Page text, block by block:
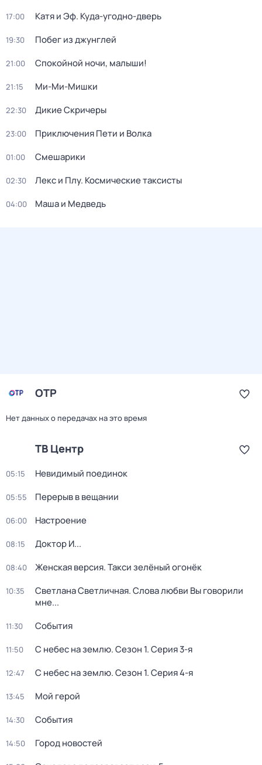
17:00 Катя и Эф. Куда-угодно-дверь
19:30 Побег из джунглей
21:00 Спокойной ночи, малыши!
21:15 Ми-Ми-Мишки
22:30 Дикие Скричеры
23:00 Приключения Пети и Волка
01:00 Смешарики
02:30 Лекс и Плу. Космические таксисты
04:00 Маша и Медведь
ОТР
Нет данных о передачах на это время
ТВ Центр
05:15 Невидимый поединок
05:55 Перерыв в вещании
06:00 Настроение
08:15 Доктор И...
08:40 Женская версия. Такси зелёный огонёк
10:35
Светлана Светличная. Слова любви Вы говорили
мне...
11:30 События
11:50 С небес на землю. Сезон 1. Серия 3-я
12:47 С небес на землю. Сезон 1. Серия 4-я
13:45 Мой герой
14:30 События
14:50 Город новостей